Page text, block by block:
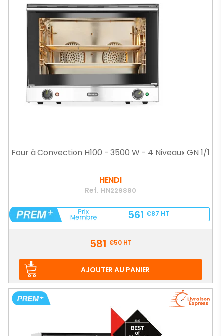
Four à Convection H100 - 3500 W - 4 Niveaux GN 1/1
HENDI
Ref. HN229880
561 €87 HT
581 €50HT
AJOUTER AU PANIER